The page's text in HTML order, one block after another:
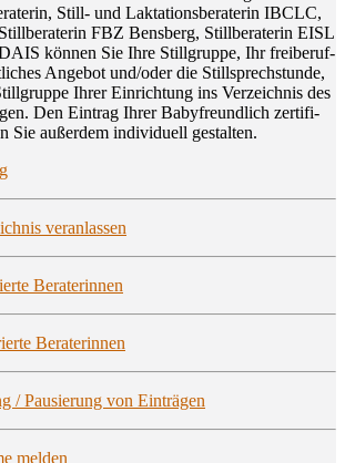
Still- und Lak­ta­ti­ons­be­ra­te­rin IBCLC,
FBZ Bens­berg, Still­be­ra­te­rin EISL
kön­nen Sie Ihre Still­grup­pe, Ihr frei­be­ruf­
Ange­bot und/oder die Still­sprech­stun­de,
Ihrer Ein­rich­tung ins Ver­zeich­nis des
Den Ein­trag Ihrer Baby­freund­lich zer­ti­fi­
Sie außer­dem indi­vi­du­ell gestalten.
veranlassen
Beraterinnen
Beraterinnen
/ Pau­sie­rung von Einträgen
melden